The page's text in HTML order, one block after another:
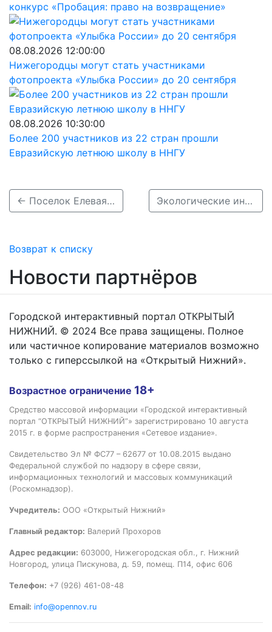
конкурс «Пробация: право на возвращение»
08.08.2026 12:00:00
Нижегородцы могут стать участниками
фотопроекта «Улыбка России» до 20 сентября
08.08.2026 10:30:00
Более 200 участников из 22 стран прошли
Евразийскую летнюю школу в ННГУ
← Поселок Елевая Заводь исчезнет с карты Нижегородской области Экологические инициативы ЛУКОЙЛа – победители национальной премии «Лучшие ESG проекты России» →
Возврат к списку
Новости партнёров
Городской интерактивный портал ОТКРЫТЫЙ
НИЖНИЙ. © 2024 Все права защищены. Полное
или частичное копирование материалов возможно
только с гиперссылкой на «Открытый Нижний».
Возрастное ограничение 18+
Средство массовой информации «Городской интерактивный
портал “ОТКРЫТЫЙ НИЖНИЙ”» зарегистрировано 10 августа
2015 г. в форме распространения «Сетевое издание».
Свидетельство Эл № ФС77 – 62677 от 10.08.2015 выдано
Федеральной службой по надзору в сфере связи,
информационных технологий и массовых коммуникаций
(Роскомнадзор).
Учредитель: ООО «Открытый Нижний»
Главный редактор: Валерий Прохоров
Адрес редакции: 603000, Нижегородская обл., г. Нижний
Новгород, улица Пискунова, д. 59, помещ. П14, офис 606
Телефон: +7 (926) 461-08-48
Email: info@opennov.ru